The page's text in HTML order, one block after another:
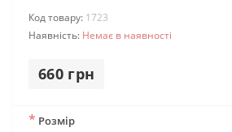
Код товару: 1723
Наявність: Немає в наявності
660 грн
* Розмір